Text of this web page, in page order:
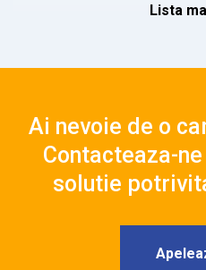
Lista
Ai nevoie de o
Contacteaza-
solutie